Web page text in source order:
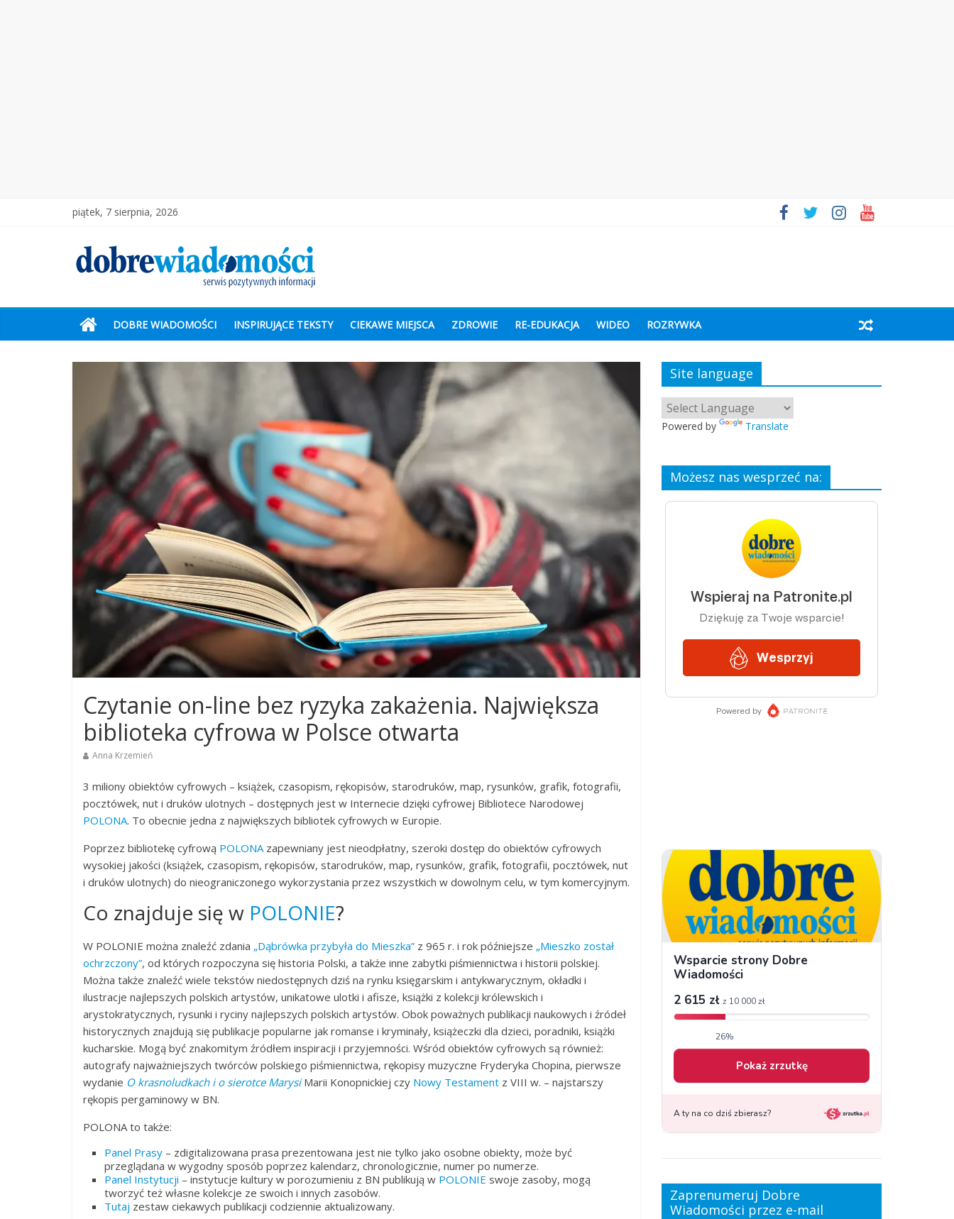
piątek, 7 sierpnia, 2026
DOBRE WIADOMOŚCI INSPIRUJĄCE TEKSTY CIEKAWE MIEJSCA ZDROWIE RE-EDUKACJA WIDEO ROZRYWKA
Czytanie on-line bez ryzyka zakażenia. Największa
biblioteka cyfrowa w Polsce otwarta
Anna Krzemień
3 miliony obiektów cyfrowych – książek, czasopism, rękopisów, starodruków, map, rysunków, grafik, fotografii,
pocztówek, nut i druków ulotnych – dostępnych jest w Internecie dzięki cyfrowej Bibliotece Narodowej
POLONA. To obecnie jedna z największych bibliotek cyfrowych w Europie.
Poprzez bibliotekę cyfrową POLONAzapewniany jest nieodpłatny, szeroki dostęp do obiektów cyfrowych
wysokiej jakości (książek, czasopism, rękopisów, starodruków, map, rysunków, grafik, fotografii, pocztówek, nut
i druków ulotnych) do nieograniczonego wykorzystania przez wszystkich w dowolnym celu, w tym komercyjnym.
Co znajduje się w POLONIE?
W POLONIE można znaleźć zdania „Dąbrówka przybyła do Mieszka” z 965 r. i rok późniejsze „Mieszko został
ochrzczony”, od których rozpoczyna się historia Polski, a także inne zabytki piśmiennictwa i historii polskiej.
Można także znaleźć wiele tekstów niedostępnych dziś na rynku księgarskim i antykwarycznym, okładki i
ilustracje najlepszych polskich artystów, unikatowe ulotki i afisze, książki z kolekcji królewskich i
arystokratycznych, rysunki i ryciny najlepszych polskich artystów. Obok poważnych publikacji naukowych i źródeł
historycznych znajdują się publikacje popularne jak romanse i kryminały, książeczki dla dzieci, poradniki, książki
kucharskie. Mogą być znakomitym źródłem inspiracji i przyjemności. Wśród obiektów cyfrowych są również:
autografy najważniejszych twórców polskiego piśmiennictwa, rękopisy muzyczne Fryderyka Chopina, pierwsze
wydanie O krasnoludkach i o sierotce MarysiMarii Konopnickiej czy Nowy Testament z VIII w. – najstarszy
rękopis pergaminowy w BN.
POLONA to także:
Panel Prasy – zdigitalizowana prasa prezentowana jest nie tylko jako osobne obiekty, może być
przeglądana w wygodny sposób poprzez kalendarz, chronologicznie, numer po numerze.
Panel Instytucji – instytucje kultury w porozumieniu z BN publikują w POLONIE swoje zasoby, mogą
tworzyć też własne kolekcje ze swoich i innych zasobów.
Tutaj zestaw ciekawych publikacji codziennie aktualizowany.
Site language
Powered by Translate
Możesz nas wesprzeć na:
Zaprenumeruj Dobre
Wiadomości przez e-mail